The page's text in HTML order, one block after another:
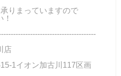
りまっていますので
店
1イオン加古川117区画